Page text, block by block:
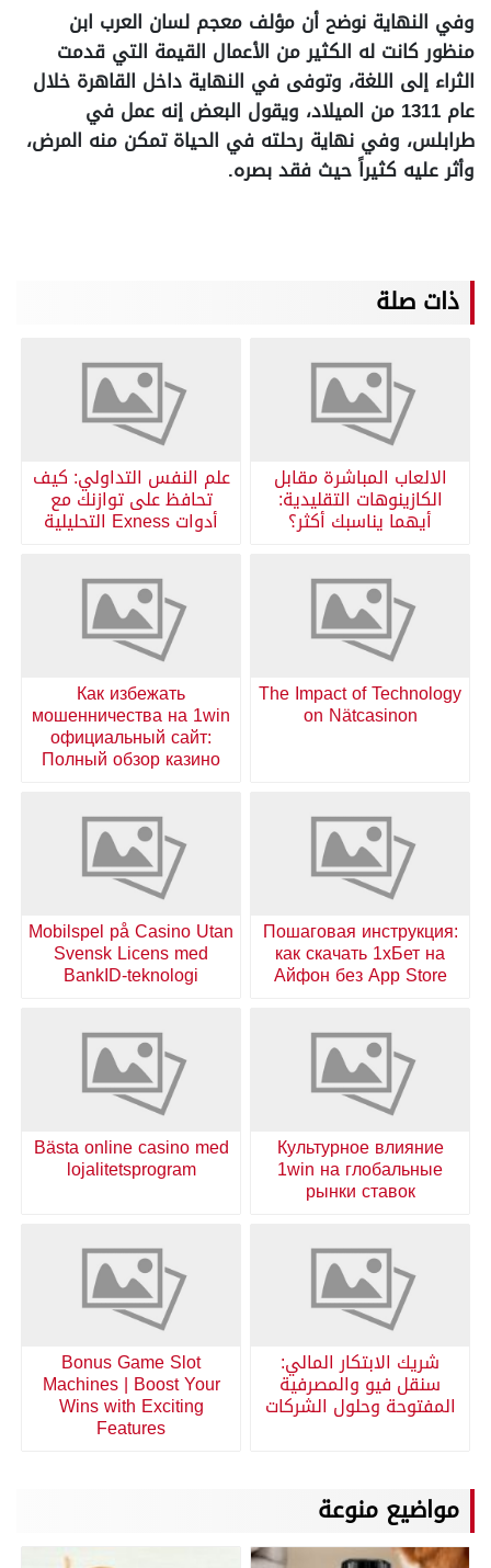
وفي النهاية نوضح أن مؤلف معجم لسان العرب ابن
منظور كانت له الكثير من الأعمال القيمة التي قدمت
الثراء إلى اللغة، وتوفى في النهاية داخل القاهرة خلال
عام 1311 من الميلاد، ويقول البعض إنه عمل في
طرابلس، وفي نهاية رحلته في الحياة تمكن منه المرض،
وأثر عليه كثيراً حيث فقد بصره.
ذات صلة
الالعاب المباشرة مقابل
الكازينوهات التقليدية:
أيهما يناسبك أكثر؟
علم النفس التداولي: كيف
تحافظ على توازنك مع
أدوات Exness التحليلية
The Impact of Technology
on Nätcasinon
Как избежать
мошенничества на 1win
официальный сайт:
Полный обзор казино
Пошаговая инструкция:
как скачать 1хБет на
Айфон без App Store
Mobilspel på Casino Utan
Svensk Licens med
BankID-teknologi
Культурное влияние
1win на глобальные
рынки ставок
Bästa online casino med
lojalitetsprogram
شريك الابتكار المالي:
سنقل فيو والمصرفية
المفتوحة وحلول الشركات
Bonus Game Slot
Machines | Boost Your
Wins with Exciting
Features
مواضيع منوعة